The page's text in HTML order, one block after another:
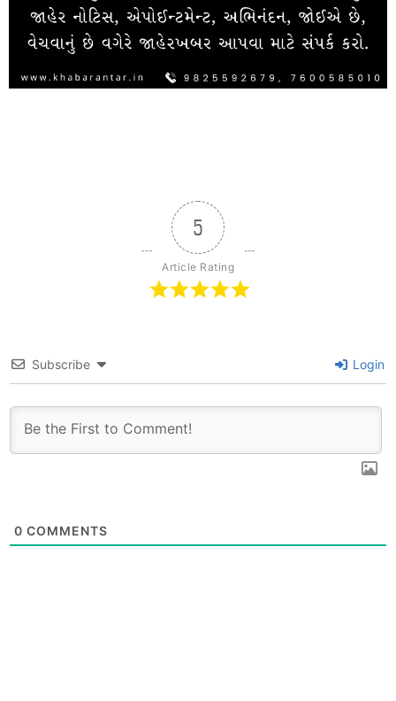
5
Article Rating
Subscribe Login
0 COMMENTS